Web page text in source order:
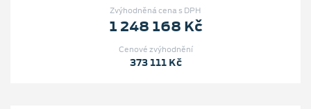
Zvýhodněná cena s DPH
1 248 168 Kč
Cenové zvýhodnění
373 111 Kč